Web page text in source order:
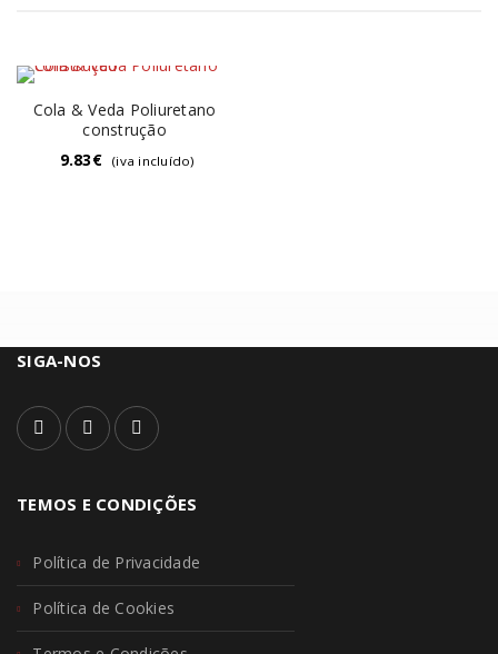
Cola & Veda Poliuretano
construção
9.83€ (iva incluído)
SIGA-NOS
TEMOS E CONDIÇÕES
Política de Privacidade
Política de Cookies